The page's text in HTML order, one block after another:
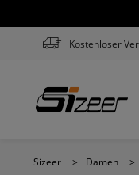
Kostenloser
Sizeer > Damen >